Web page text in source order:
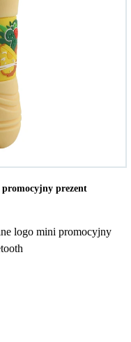
promocyjny prezent
logo mini promocyjny